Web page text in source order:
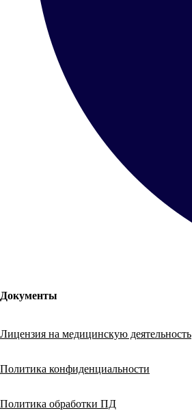
Документы
Лицензия на медицинскую деятельность
Политика конфиденциальности
Политика обработки ПД